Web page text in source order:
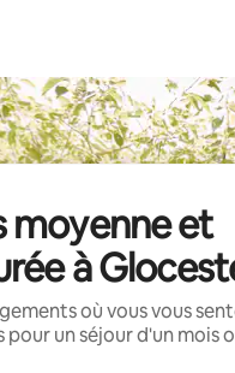
moyenne et
à
où vous vous
pour un séjour d'un mois